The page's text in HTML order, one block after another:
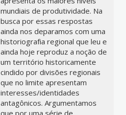
mundiais de produtividade. Na
busca por essas respostas
ainda nos deparamos com uma
historiografia regional que leu e
ainda hoje reproduz a noção de
um território historicamente
cindido por divisões regionais
que no limite apresentam
interesses/identidades
antagônicos. Argumentamos